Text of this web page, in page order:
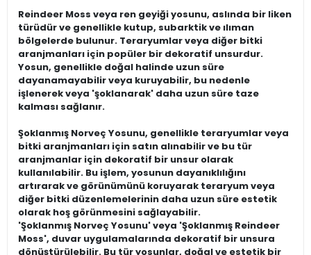
Reindeer Moss veya ren geyiği yosunu, aslında bir liken
türüdür ve genellikle kutup, subarktik ve ılıman
bölgelerde bulunur. Teraryumlar veya diğer bitki
aranjmanları için popüler bir dekoratif unsurdur.
Yosun, genellikle doğal halinde uzun süre
dayanamayabilir veya kuruyabilir, bu nedenle
işlenerek veya 'şoklanarak' daha uzun süre taze
kalması sağlanır.
Şoklanmış Norveç Yosunu, genellikle teraryumlar veya
bitki aranjmanları için satın alınabilir ve bu tür
aranjmanlar için dekoratif bir unsur olarak
kullanılabilir. Bu işlem, yosunun dayanıklılığını
artırarak ve görünümünü koruyarak teraryum veya
diğer bitki düzenlemelerinin daha uzun süre estetik
olarak hoş görünmesini sağlayabilir.
'Şoklanmış Norveç Yosunu' veya 'Şoklanmış Reindeer
Moss', duvar uygulamalarında dekoratif bir unsura
dönüştürülebilir. Bu tür yosunlar, doğal ve estetik bir